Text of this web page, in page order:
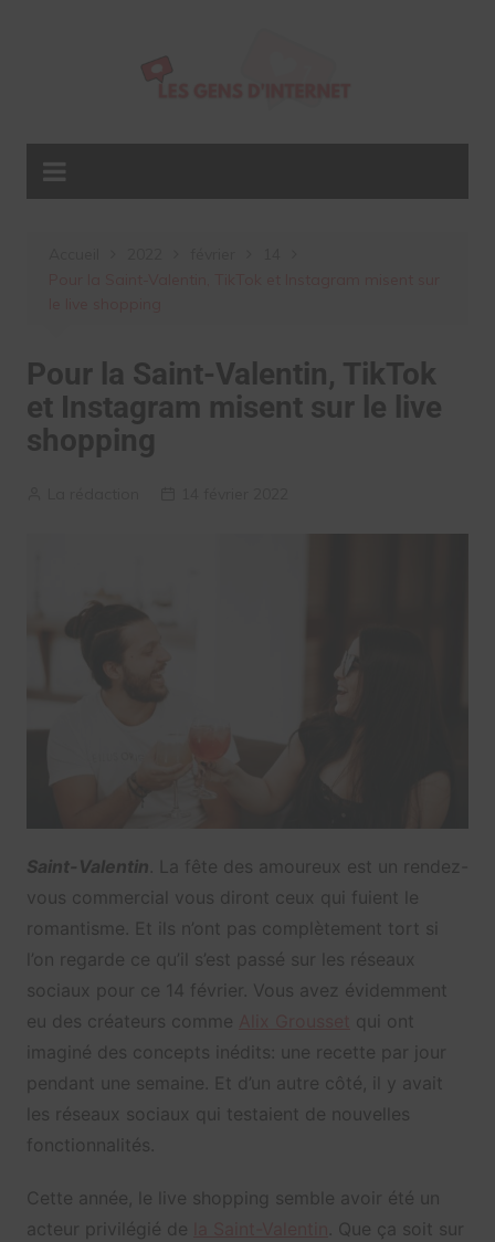
Pour la Saint-Valentin, TikTok
et Instagram misent sur le live
shopping
Saint-Valentin . La fête des amoureux est un rendez-
vous commercial vous diront ceux qui fuient le
romantisme. Et ils n’ont pas complètement tort si
l’on regarde ce qu’il s’est passé sur les réseaux
sociaux pour ce 14 février. Vous avez évidemment
eu des créateurs comme
qui ont
imaginé des concepts inédits: une recette par jour
pendant une semaine. Et d’un autre côté, il y avait
les réseaux sociaux qui testaient de nouvelles
fonctionnalités.
Cette année, le live shopping semble avoir été un
acteur privilégié de
. Que ça soit sur